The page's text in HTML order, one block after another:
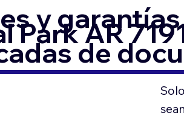
y
de
Park AR